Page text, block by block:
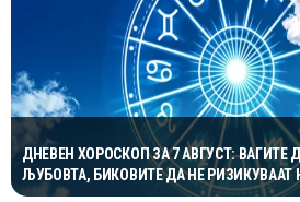
ДНЕВЕН ХОРОСКОП ЗА 7 АВГУСТ: ВАГИТЕ
ЉУБОВТА, БИКОВИТЕ ДА НЕ РИЗИКУВААТ